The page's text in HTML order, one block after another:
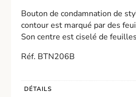
Bouton de condamnation de
contour est marqué par des
Son centre est ciselé de
Réf. BTN206B
DÉTAILS